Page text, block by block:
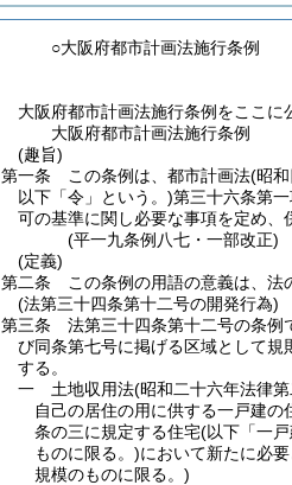
○大阪府都市計画法施行条例
大阪府都市計画法施行条例をここに
大阪府都市計画法施行条例
(趣旨)
第一条
この条例は、都市計画法(昭
以下「令」という。)第三十六条第
可の基準に関し必要な事項を定め、
(平一九条例八七・一部改正)
(定義)
第二条
この条例の用語の意義は、法
(法第三十四条第十二号の開発行為)
第三条
法第三十四条第十二号の条例
び同条第七号に掲げる区域として規
する。
一
土地収用法(昭和二十六年法律
自己の居住の用に供する一戸建の
条の三に規定する住宅(以下「一
ものに限る。)において新たに必
規模のものに限る。)